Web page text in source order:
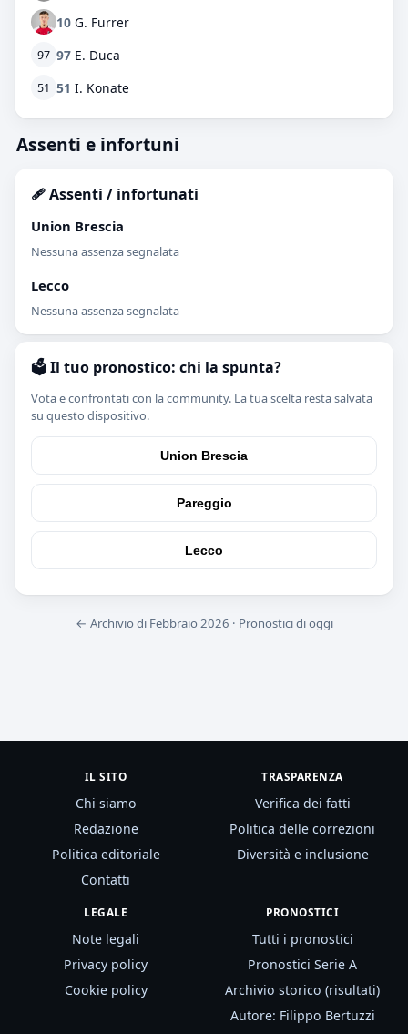
10 G. Furrer
97 97 E. Duca
51 51 I. Konate
Assenti e infortuni
🩹 Assenti / infortunati
Union Brescia
Nessuna assenza segnalata
Lecco
Nessuna assenza segnalata
🗳️ Il tuo pronostico: chi la spunta?
Vota e confrontati con la community. La tua scelta resta salvata
su questo dispositivo.
Union Brescia
Pareggio
Lecco
← Archivio di Febbraio 2026 · Pronostici di oggi
IL SITO
Chi siamo
Redazione
Politica editoriale
Contatti
TRASPARENZA
Verifica dei fatti
Politica delle correzioni
Diversità e inclusione
LEGALE
Note legali
Privacy policy
Cookie policy
PRONOSTICI
Tutti i pronostici
Pronostici Serie A
Archivio storico (risultati)
Autore: Filippo Bertuzzi